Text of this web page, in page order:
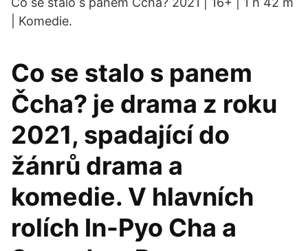
| Komedie.
Co se stalo s panem
Čcha? je drama z roku
2021, spadající do
žánrů drama a
komedie. V hlavních
rolích In-Pyo Cha a